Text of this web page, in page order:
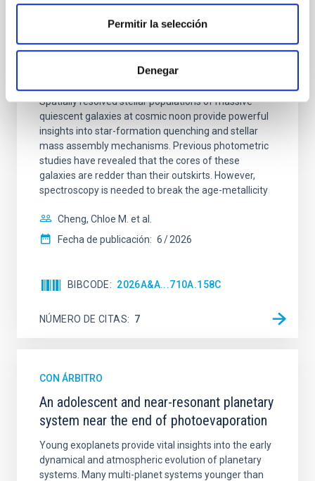
Permitir la selección
Denegar
Clues to inside-out quenching in quiescent
galaxies at 1.2 ≲ z ≲ 2.2: Age, Fe-, and
Spatially resolved stellar populations of massive
quiescent galaxies at cosmic noon provide powerful
insights into star-formation quenching and stellar
mass assembly mechanisms. Previous photometric
studies have revealed that the cores of these
galaxies are redder than their outskirts. However,
spectroscopy is needed to break the age-metallicity
Cheng, Chloe M. et al.
Fecha de publicación: 6 2026
BIBCODE 2026A&A...710A.158C
NÚMERO DE CITAS 7
CON ÁRBITRO
An adolescent and near-resonant planetary
system near the end of photoevaporation
Young exoplanets provide vital insights into the early
dynamical and atmospheric evolution of planetary
systems. Many multi-planet systems younger than